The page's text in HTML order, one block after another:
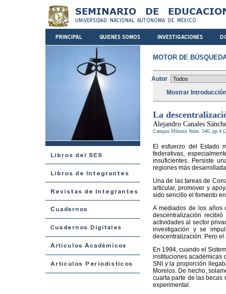
MOTOR DE
Autor
Mostrar
La
Alejandro Canales
Campus Milenio Núm. 546, pp.4
El esfuerzo del Estado
federativas,
insuficientes. Persiste
regiones más
Una de las tareas de
articular, promover y
sido sencillo el fomento
A mediados de los años
descentralización
actividades al sector
investigación y se
descentralización. Pero
En 1994, cuando el
instituciones académicas
SNI y la proporción
Morelos. De hecho,
cuarta parte de las becas
experimental.